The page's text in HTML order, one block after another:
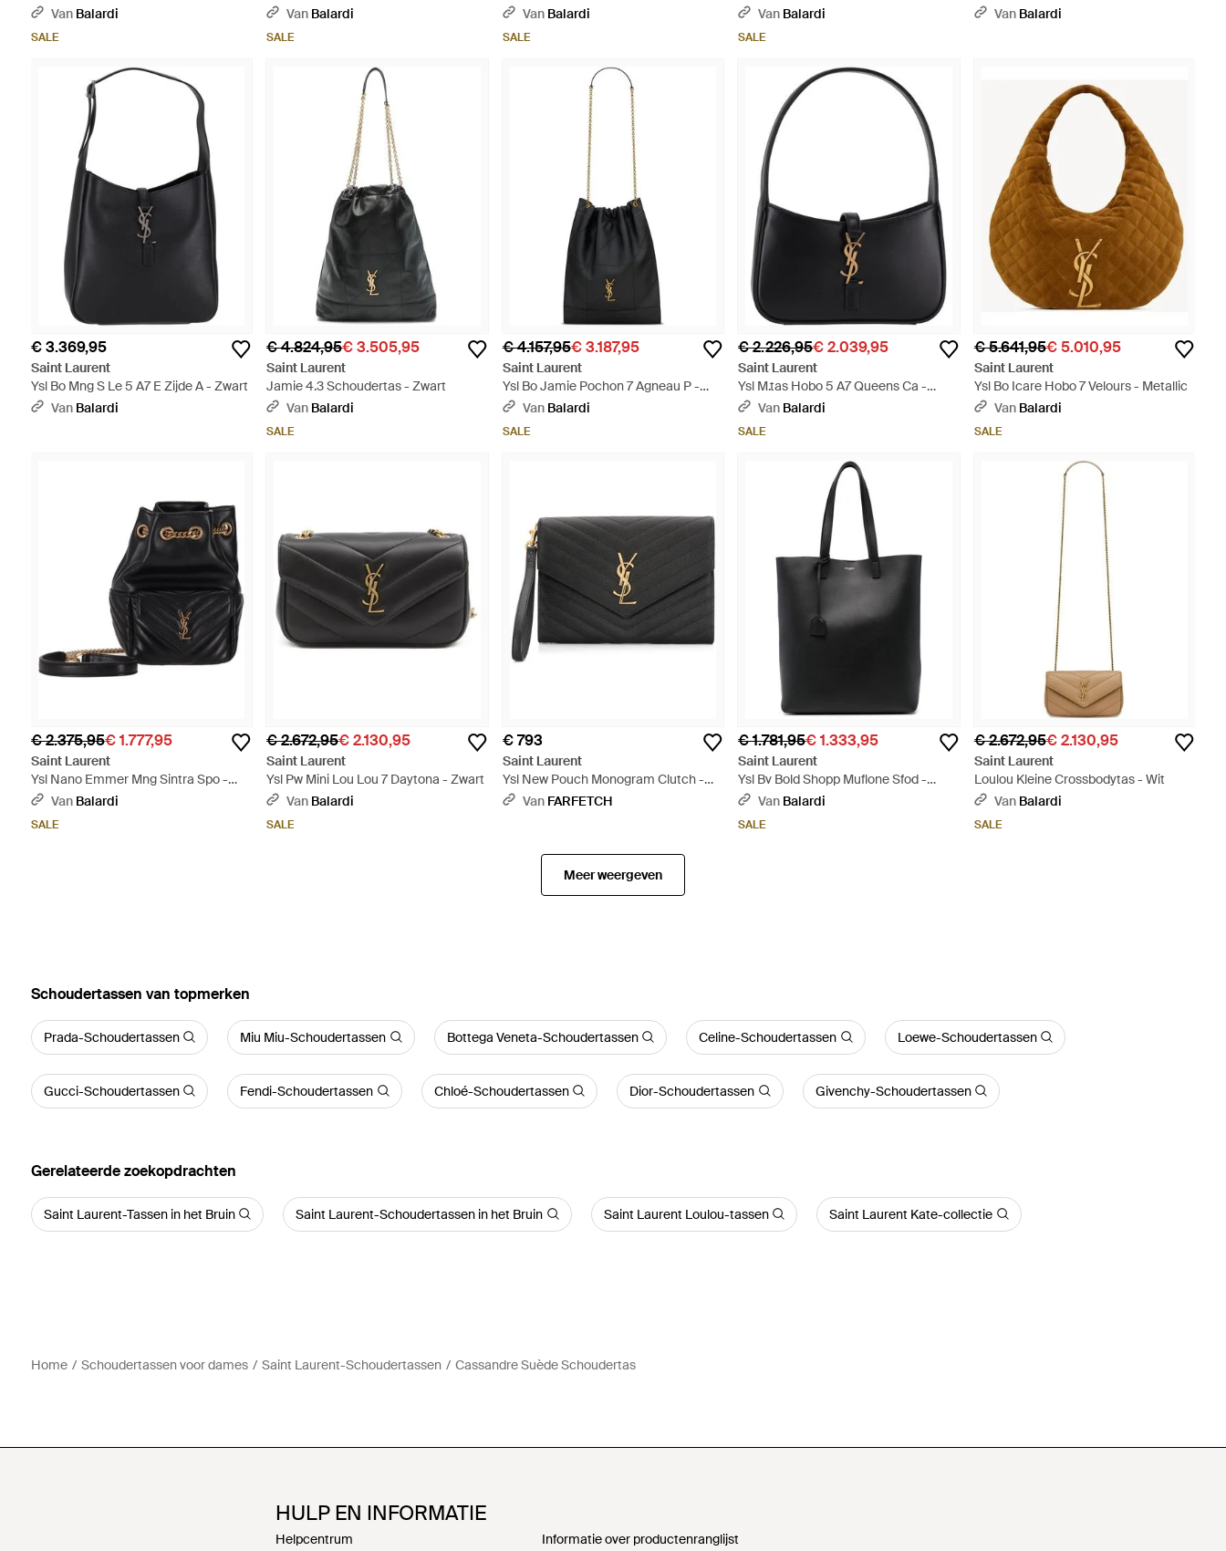
Naturel
Van Balardi
SALE
Naturel
Van Balardi
SALE
Van Balardi
SALE
Van Balardi
SALE
Van Balardi
€ 3.369,95
Saint Laurent
Ysl Bo Mng S Le 5 A7 E Zijde A - Zwart
Van Balardi
€ 4.824,95€ 3.505,95
Saint Laurent
Jamie 4.3 Schoudertas - Zwart
Van Balardi
SALE
€ 4.157,95€ 3.187,95
Saint Laurent
Ysl Bo Jamie Pochon 7 Agneau P -
Zwart
Van Balardi
SALE
€ 2.226,95€ 2.039,95
Saint Laurent
Ysl M.tas Hobo 5 A7 Queens Ca -
Zwart
Van Balardi
SALE
€ 5.641,95€ 5.010,95
Saint Laurent
Ysl Bo Icare Hobo 7 Velours - Metallic
Van Balardi
SALE
€ 2.375,95€ 1.777,95
Saint Laurent
Ysl Nano Emmer Mng Sintra Spo -
Zwart
Van Balardi
SALE
€ 2.672,95€ 2.130,95
Saint Laurent
Ysl Pw Mini Lou Lou 7 Daytona - Zwart
Van Balardi
SALE
€ 793
Saint Laurent
Ysl New Pouch Monogram Clutch -
Zwart
Van FARFETCH
€ 1.781,95€ 1.333,95
Saint Laurent
Ysl Bv Bold Shopp Muflone Sfod -
Zwart
Van Balardi
SALE
€ 2.672,95€ 2.130,95
Saint Laurent
Loulou Kleine Crossbodytas - Wit
Van Balardi
SALE
Meer weergeven
‪Schoudertassen‬ van topmerken
Prada-Schoudertassen Miu Miu-Schoudertassen Bottega Veneta-Schoudertassen Celine-Schoudertassen Loewe-Schoudertassen
Gucci-Schoudertassen Fendi-Schoudertassen Chloé-Schoudertassen Dior-Schoudertassen Givenchy-Schoudertassen
Gerelateerde zoekopdrachten
Saint Laurent-Tassen in het Bruin Saint Laurent-Schoudertassen in het Bruin Saint Laurent Loulou-tassen Saint Laurent Kate-collectie
Home Schoudertassen voor dames Saint Laurent-Schoudertassen Cassandre Suède Schoudertas
HULP EN INFORMATIE
Helpcentrum Informatie over productenranglijst